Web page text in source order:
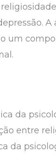
A
um
da
entre
da